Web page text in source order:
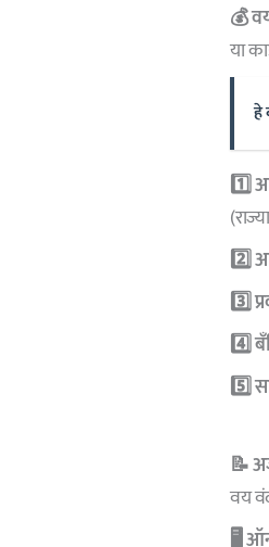
💰
या
हे
1️⃣
2️⃣
3️⃣
4️⃣
5️⃣
📝
वय
🖥️